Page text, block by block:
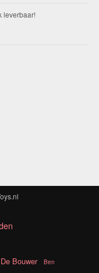
leverbaar!
Bouwer Ben